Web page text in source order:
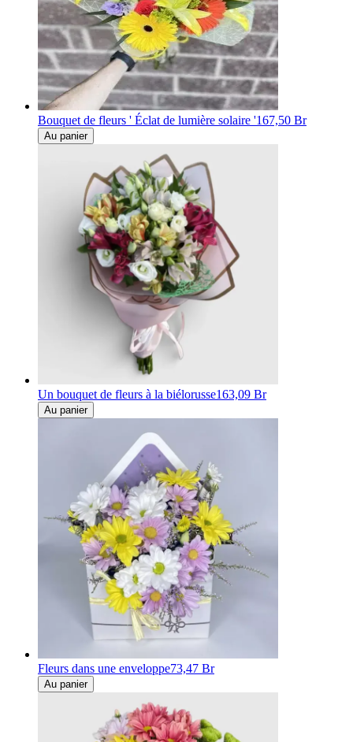
Bouquet de fleurs ' Éclat de lumière solaire '167,50 Br
Au panier
Un bouquet de fleurs à la biélorusse163,09 Br
Au panier
Fleurs dans une enveloppe73,47 Br
Au panier